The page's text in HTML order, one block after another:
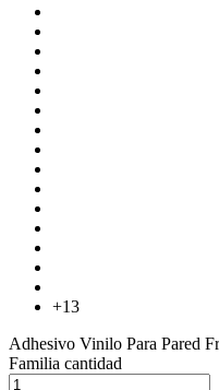
+13
Adhesivo Vinilo Para Pared
Familia cantidad